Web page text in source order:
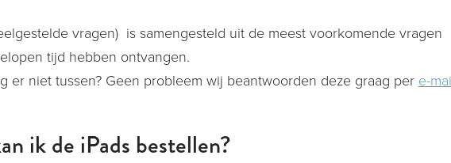
vragen) is samengesteld uit de meest voorkomende vragen
tijd hebben ontvangen.
er niet tussen? Geen probleem wij beantwoorden deze graag per e-
ik de iPads bestellen?